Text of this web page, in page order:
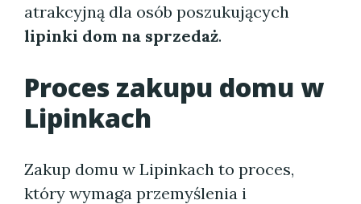
atrakcyjną dla osób poszukujących
lipinki dom na sprzedaż.
Proces zakupu domu w
Lipinkach
Zakup domu w Lipinkach to proces,
który wymaga przemyślenia i